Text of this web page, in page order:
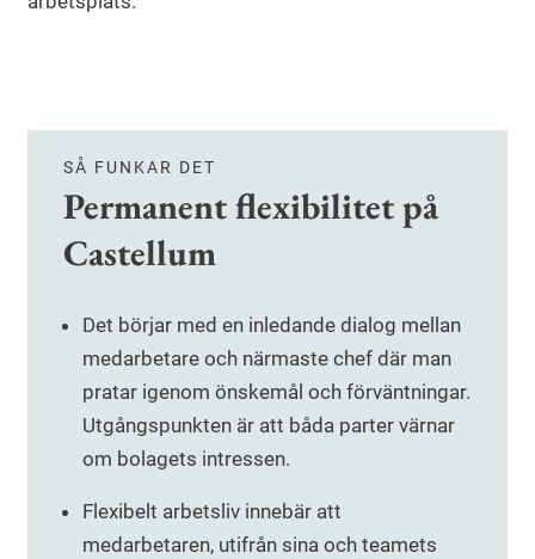
SÅ FUNKAR DET
Permanent flexibilitet på
Castellum
Det börjar med en inledande dialog mellan
medarbetare och närmaste chef där man
pratar igenom önskemål och förväntningar.
Utgångspunkten är att båda parter värnar
om bolagets intressen.
Flexibelt arbetsliv innebär att
medarbetaren, utifrån sina och teamets